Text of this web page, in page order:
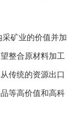
矿业的价值并加
整合原材料加工
传统的资源出口
等高价值和高科